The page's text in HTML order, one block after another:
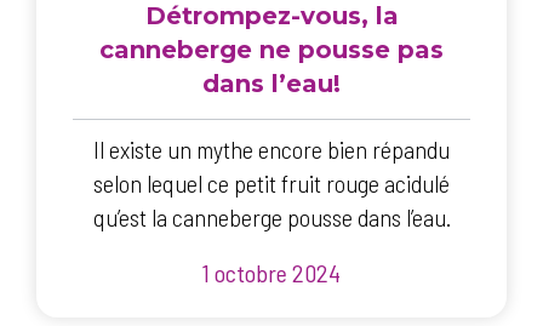
Détrompez-vous, la
canneberge ne pousse pas
dans l’eau!
Il existe un mythe encore bien répandu
selon lequel ce petit fruit rouge acidulé
qu’est la canneberge pousse dans l’eau.
1 octobre 2024